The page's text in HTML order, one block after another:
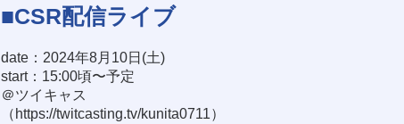
■CSR配信ライブ
date：2024年8月10日(土)
start：15:00頃〜予定
＠ツイキャス
（ https://twitcasting.tv/kunita0711）